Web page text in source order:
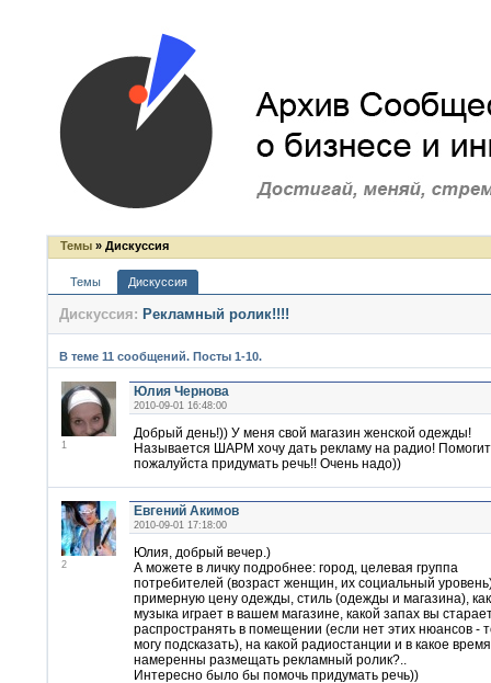
Темы » Дискуссия
Темы Дискуссия
Дискуссия: Рекламный ролик!!!!
В теме 11 сообщений. Посты 1-10.
1
Юлия Чернова
2010-09-01 16:48:00
Добрый день!)) У меня свой магазин женской одежды!
Называется ШАРМ хочу дать рекламу на радио!
пожалуйста придумать речь!! Очень надо))
2
Евгений Акимов
2010-09-01 17:18:00
Юлия, добрый вечер.)
А можете в личку подробнее: город, целевая группа
потребителей (возраст женщин, их социальный
примерную цену одежды, стиль (одежды и магазина),
музыка играет в вашем магазине, какой запах вы
распространять в помещении (если нет этих нюансов -
могу подсказать), на какой радиостанции и в какое
намеренны размещать рекламный ролик?..
Интересно было бы помочь придумать речь))